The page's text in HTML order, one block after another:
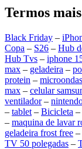
Termos
Black Friday –
Copa – S26 – Hub
Hub Tvs – iphone
max – geladeira –
protein – microondas
max – celular
ventilador–
– tablet – Bicicleta –
– maquina de lavar
geladeira frost free –
TV 50 polegadas –